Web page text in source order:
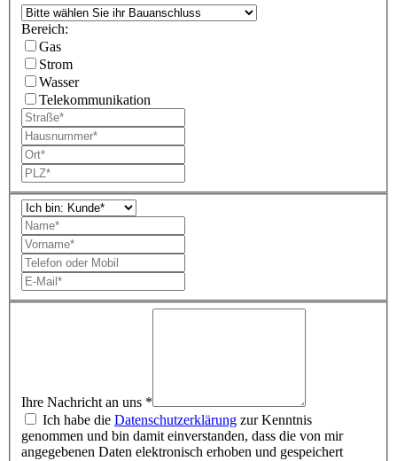
Bereich:
Gas
Strom
Wasser
Telekommunikation
Ihre Nachricht an uns *
Ich habe die Datenschutzerklärung zur Kenntnis
genommen und bin damit einverstanden, dass die von mir
angegebenen Daten elektronisch erhoben und gespeichert